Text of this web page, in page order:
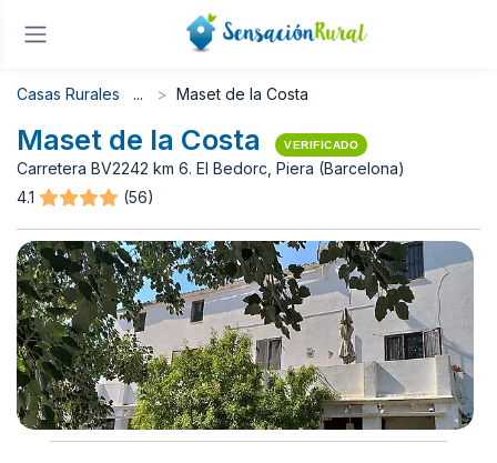
Casas Rurales Maset de la Costa
Maset de la Costa VERIFICADO
Carretera BV2242 km 6. El Bedorc, Piera (Barcelona)
4.1
(56)